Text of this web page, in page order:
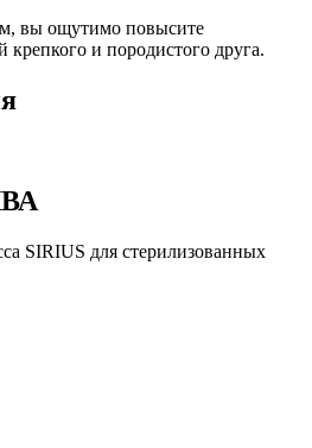
вы ощутимо повысите
крепкого и породистого друга.
SIRIUS для стерилизованных